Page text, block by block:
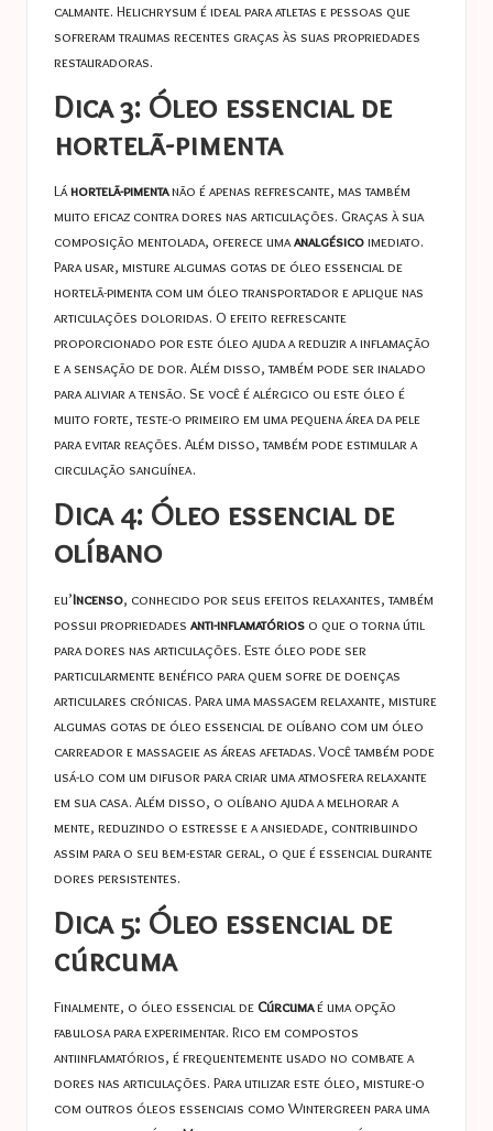
calmante. Helichrysum é ideal para atletas e pessoas que
sofreram traumas recentes graças às suas propriedades
restauradoras.
Dica 3: Óleo essencial de
hortelã-pimenta
Láhortelã-pimentanão é apenas refrescante, mas também
muito eficaz contra dores nas articulações. Graças à sua
composição mentolada, oferece umaanalgésicoimediato.
Para usar, misture algumas gotas de óleo essencial de
hortelã-pimenta com um óleo transportador e aplique nas
articulações doloridas. O efeito refrescante
proporcionado por este óleo ajuda a reduzir a inflamação
e a sensação de dor. Além disso, também pode ser inalado
para aliviar a tensão. Se você é alérgico ou este óleo é
muito forte, teste-o primeiro em uma pequena área da pele
para evitar reações. Além disso, também pode estimular a
circulação sanguínea.
Dica 4: Óleo essencial de
olíbano
eu’Incenso, conhecido por seus efeitos relaxantes, também
possui propriedades anti-inflamatórios o que o torna útil
para dores nas articulações. Este óleo pode ser
particularmente benéfico para quem sofre de doenças
articulares crónicas. Para uma massagem relaxante, misture
algumas gotas de óleo essencial de olíbano com um óleo
carreador e massageie as áreas afetadas. Você também pode
usá-lo com um difusor para criar uma atmosfera relaxante
em sua casa. Além disso, o olíbano ajuda a melhorar a
mente, reduzindo o estresse e a ansiedade, contribuindo
assim para o seu bem-estar geral, o que é essencial durante
dores persistentes.
Dica 5: Óleo essencial de
cúrcuma
Finalmente, o óleo essencial de Cúrcumaé uma opção
fabulosa para experimentar. Rico em compostos
antiinflamatórios, é frequentemente usado no combate a
dores nas articulações. Para utilizar este óleo, misture-o
com outros óleos essenciais como Wintergreen para uma